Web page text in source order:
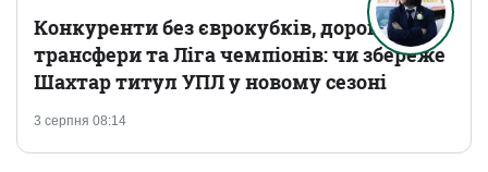
3 серпня 08:14
Конкуренти без єврокубків, дорогі
трансфери та Ліга чемпіонів: чи збереже
Шахтар титул УПЛ у новому сезоні